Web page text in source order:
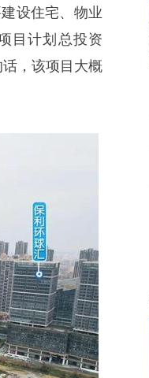
设住宅、物业
目计划总投资
，该项目大概